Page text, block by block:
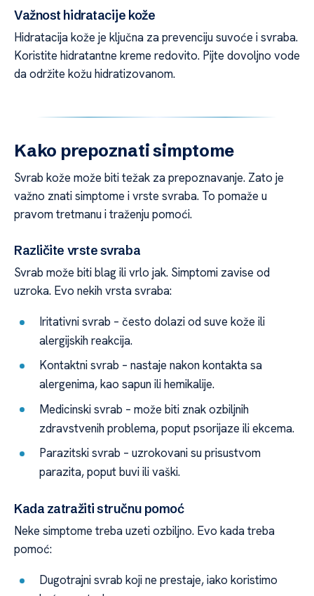
Važnost hidratacije kože
Hidratacija kože je ključna za prevenciju suvoće i svraba.
Koristite hidratantne kreme redovito. Pijte dovoljno vode
da održite kožu hidratizovanom.
Kako prepoznati simptome
Svrab kože može biti težak za prepoznavanje. Zato je
važno znati simptome i vrste svraba. To pomaže u
pravom tretmanu i traženju pomoći.
Različite vrste svraba
Svrab može biti blag ili vrlo jak. Simptomi zavise od
uzroka. Evo nekih vrsta svraba:
Iritativni svrab – često dolazi od suve kože ili
alergijskih reakcija.
Kontaktni svrab – nastaje nakon kontakta sa
alergenima, kao sapun ili hemikalije.
Medicinski svrab – može biti znak ozbiljnih
zdravstvenih problema, poput psorijaze ili ekcema.
Parazitski svrab – uzrokovani su prisustvom
parazita, poput buvi ili vaški.
Kada zatražiti stručnu pomoć
Neke simptome treba uzeti ozbiljno. Evo kada treba
pomoć:
Dugotrajni svrab koji ne prestaje, iako koristimo